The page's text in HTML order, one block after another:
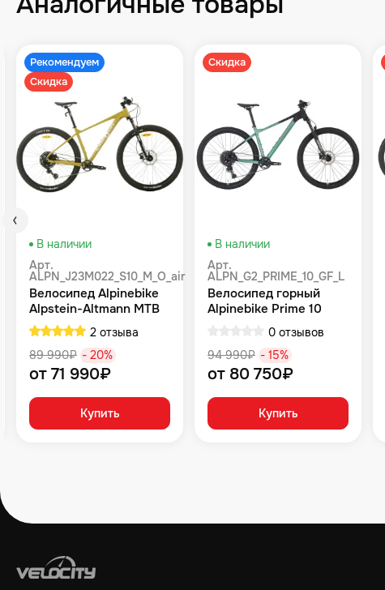
Рекомендуем
Скидка
В наличии
Арт.
ALPN_J23M022_S10_M_O_air
Велосипед Alpinebike
Alpstein-Altmann MTB
10 air цвет оливковый
2 отзыва
89 990₽ - 20%
от 71 990₽
Купить
Скидка
В наличии
Арт.
ALPN_G2_PRIME_10_GF_L
Велосипед горный
Alpinebike Prime 10
туманный зеленый
0 отзывов
94 990₽ - 15%
от 80 750₽
Купить